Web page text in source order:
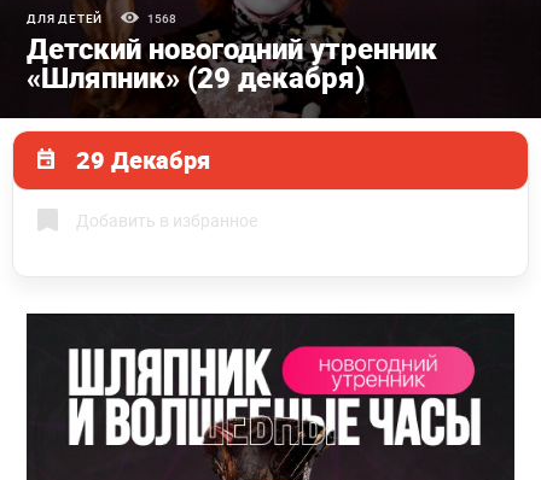
ДЛЯ ДЕТЕЙ 1568
Детский новогодний утренник
«Шляпник» (29 декабря)
29 Декабря
Добавить в избранное